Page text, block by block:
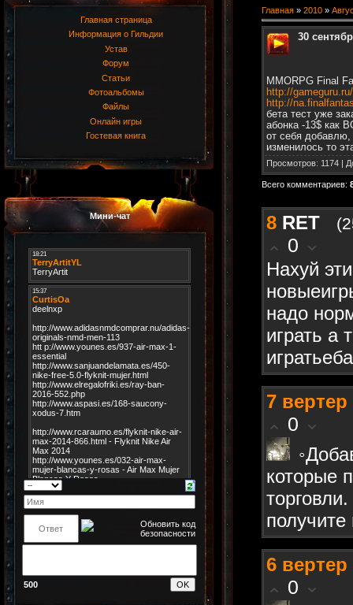
Главная страница
Информация о Гильдии
Устав
Форум
Статьи
Фотоальбомы
Файлы
Онлайн игры
Гостевая книга
Мини-чат
500
Главная » 2010 »
30
MMORPG Final
http://
http://
бета тест уже
абонка -13$ как
от себя добавлю,
изменилось то
Просмотров: 1174 |
Всего комментариев:
8 RET
0
Нахуй
надо
играть а
7 вертер
0
которые
6 вертер
0